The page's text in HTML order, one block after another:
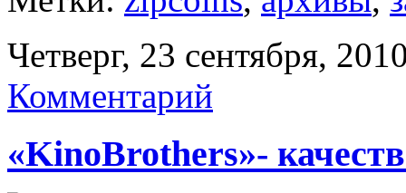
Четверг, 23 сентября,
Комментарий
«KinoBrothers»-